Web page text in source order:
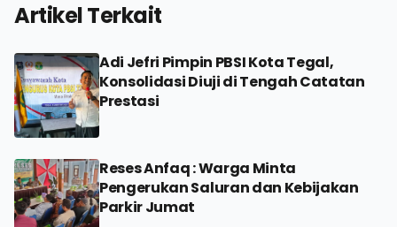
Artikel Terkait
Adi Jefri Pimpin PBSI Kota Tegal,
Konsolidasi Diuji di Tengah Catatan
Prestasi
Reses Anfaq : Warga Minta
Pengerukan Saluran dan Kebijakan
Parkir Jumat